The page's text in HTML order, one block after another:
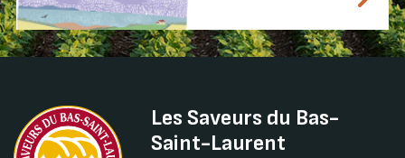
Les Saveurs du Bas-
Saint-Laurent